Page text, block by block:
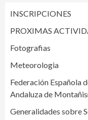
INSCRIPCIONES
PROXIMAS
Fotografias
Meteorologia
Federación Española
Andaluza de
Generalidades sobre